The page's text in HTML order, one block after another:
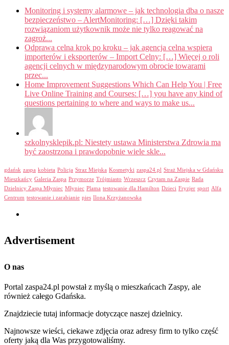
Monitoring i systemy alarmowe – jak technologia dba o nasze
bezpieczeństwo – AlertMonitoring: […] Dzięki takim
rozwiązaniom użytkownik może nie tylko reagować na
zagroż...
Odprawa celna krok po kroku – jak agencja celna wspiera
importerów i eksporterów – Import Celny: […] Więcej o roli
agencji celnych w międzynarodowym obrocie towarami
przec...
Home Improvement Suggestions Which Can Help You | Free
Live Online Training and Courses: […] you have any kind of
questions pertaining to where and ways to make us...
szkolnysklepik.pl: Niestety ustawa Ministerstwa Zdrowia ma
być zaostrzona i prawdopobnie wiele skle...
gdańsk zaspa kobieta Policja Straz Miejska Kosmetyki zaspa24.pl Straż Miejska w Gdańsku
Mieszkańcy Galeria Zaspa Przymorze Trójmiasto Wrzeszcz Czytam na Zaspie Rada
Dzielnicy Zaspa Młyniec Młyniec Plama testowanie dla Hamilton Dzieci Fryzjer sport Alfa
Centrum testowanie i zarabianie pies Ilona Krzyżanowska
Advertisement
O nas
Portal zaspa24.pl powstał z myślą o mieszkańcach Zaspy, ale
również całego Gdańska.
Znajdziecie tutaj informacje dotyczące naszej dzielnicy.
Najnowsze wieści, ciekawe zdjęcia oraz adresy firm to tylko część
oferty jaką dla Was przygotowaliśmy.